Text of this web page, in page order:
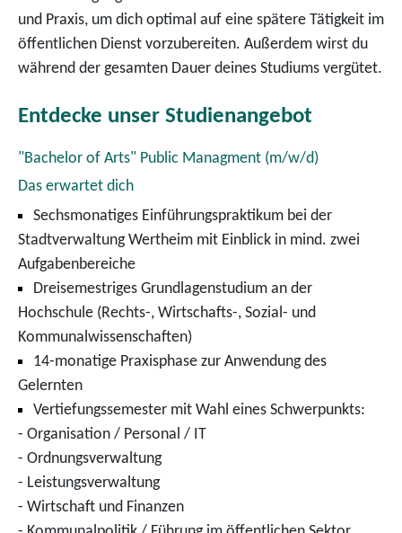
und Praxis, um dich optimal auf eine spätere Tätigkeit im
öffentlichen Dienst vorzubereiten. Außerdem wirst du
während der gesamten Dauer deines Studiums vergütet.
Entdecke unser Studienangebot
"Bachelor of Arts" Public Managment (m/w/d)
Das erwartet dich
Sechsmonatiges Einführungspraktikum bei der
Stadtverwaltung Wertheim mit Einblick in mind. zwei
Aufgabenbereiche
Dreisemestriges Grundlagenstudium an der
Hochschule (Rechts-, Wirtschafts-, Sozial- und
Kommunalwissenschaften)
14-monatige Praxisphase zur Anwendung des
Gelernten
Vertiefungssemester mit Wahl eines Schwerpunkts:
- Organisation / Personal / IT
- Ordnungsverwaltung
- Leistungsverwaltung
- Wirtschaft und Finanzen